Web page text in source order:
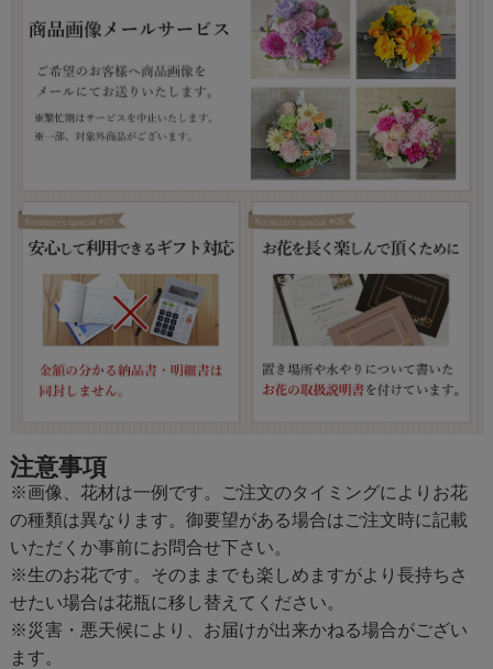
注意事項
※画像、花材は一例です。ご注文のタイミングによりお花
の種類は異なります。御要望がある場合はご注文時に記載
いただくか事前にお問合せ下さい。
※生のお花です。そのままでも楽しめますがより長持ちさ
せたい場合は花瓶に移し替えてください。
※災害・悪天候により、お届けが出来かねる場合がござい
ます。